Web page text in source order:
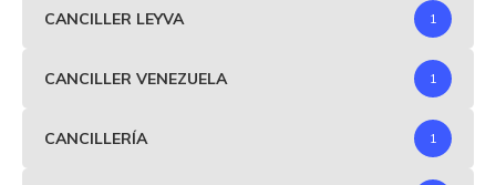
CANCILLER LEYVA 1
CANCILLER VENEZUELA 1
CANCILLERÍA 1